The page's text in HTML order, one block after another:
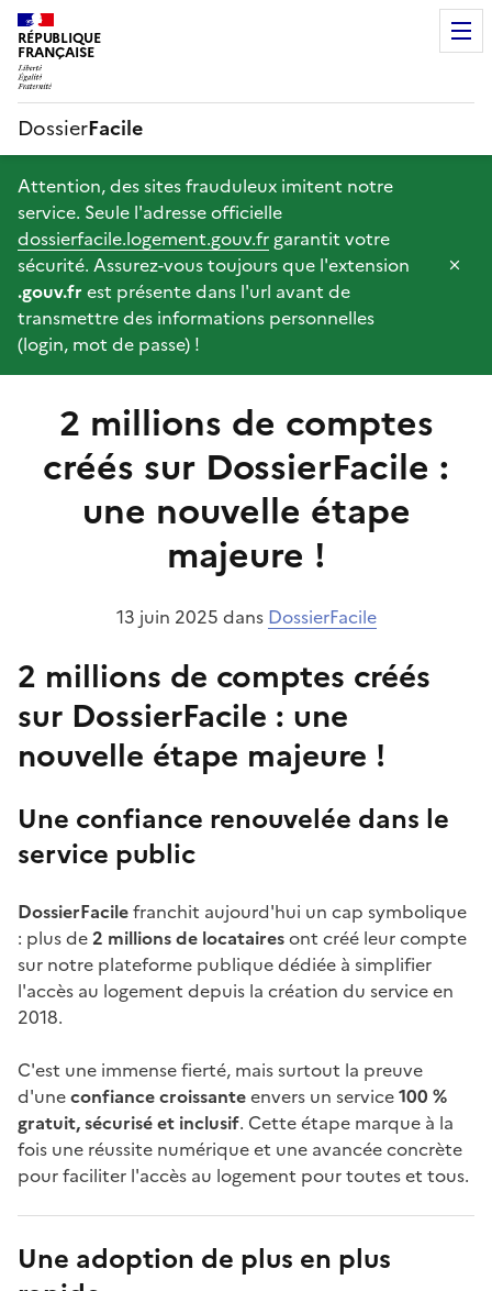
RÉPUBLIQUE
FRANÇAISE
DossierFacile
Attention, des sites frauduleux imitent notre
service. Seule l'adresse officielle
dossierfacile.logement.gouv.fr garantit votre
sécurité. Assurez-vous toujours que l'extension
.gouv.fr est présente dans l'url avant de
transmettre des informations personnelles
(login, mot de passe) !
F
e
2 millions de comptes
créés sur DossierFacile :
une nouvelle étape
majeure !
13 juin 2025 dans DossierFacile
2 millions de comptes créés
sur DossierFacile : une
nouvelle étape majeure !
Une confiance renouvelée dans le
service public
DossierFacilefranchit aujourd'hui un cap symbolique
: plus de2 millions de locatairesont créé leur compte
sur notre plateforme publique dédiée à simplifier
l'accès au logement depuis la création du service en
2018.
C'est une immense fierté, mais surtout la preuve
d'uneconfiance croissanteenvers un service100 %
gratuit, sécurisé et inclusif. Cette étape marque à la
fois une réussite numérique et une avancée concrète
pour faciliter l'accès au logement pour toutes et tous.
Une adoption de plus en plus